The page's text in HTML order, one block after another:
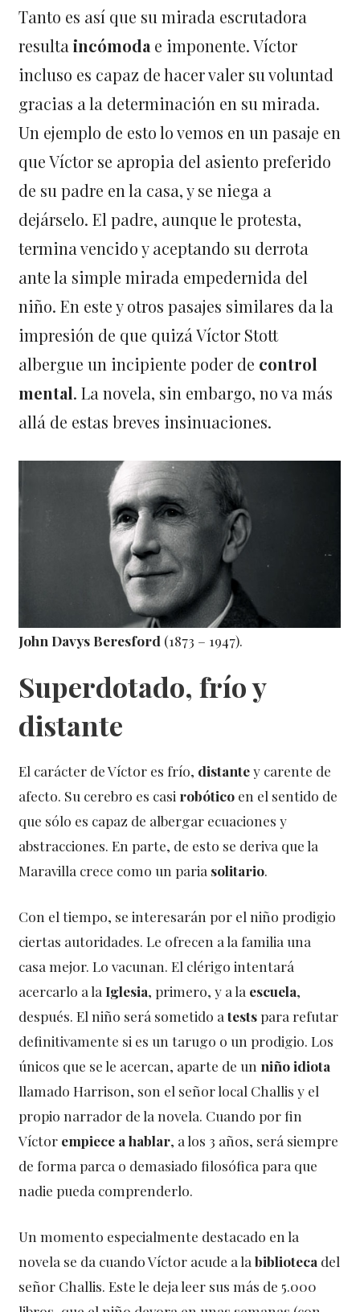
Tanto es así que su mirada escrutadora
resultaincómoda e imponente. Víctor
incluso es capaz de hacer valer su voluntad
gracias a la determinación en su mirada.
Un ejemplo de esto lo vemos en un pasaje en
que Víctor se apropia del asiento preferido
de su padre en la casa, y se niega a
dejárselo. El padre, aunque le protesta,
termina vencido y aceptando su derrota
ante la simple mirada empedernida del
niño. En este y otros pasajes similares da la
impresión de que quizá Víctor Stott
albergue un incipiente poder de control
mental. La novela, sin embargo, no va más
allá de estas breves insinuaciones.
John Davys Beresford (1873 – 1947).
Superdotado, frío y
distante
El carácter de Víctor es frío, distantey carente de
afecto. Su cerebro es casi robótico en el sentido de
que sólo es capaz de albergar ecuaciones y
abstracciones. En parte, de esto se deriva que la
Maravilla crece como un paria solitario.
Con el tiempo, se interesarán por el niño prodigio
ciertas autoridades. Le ofrecen a la familia una
casa mejor. Lo vacunan. El clérigo intentará
acercarlo a la Iglesia, primero, y a la escuela,
después. El niño será sometido atests para refutar
definitivamente si es un tarugo o un prodigio. Los
únicos que se le acercan, aparte de un niño idiota
llamado Harrison, son el señor local Challis y el
propio narrador de la novela. Cuando por fin
Víctor empiece a hablar, a los 3 años, será siempre
de forma parca o demasiado filosófica para que
nadie pueda comprenderlo.
Un momento especialmente destacado en la
novela se da cuando Víctor acude a labiblioteca del
señor Challis. Este le deja leer sus más de 5.000